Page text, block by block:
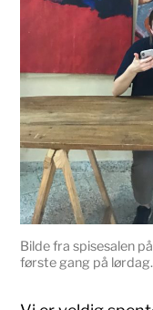
Bilde fra spisesalen
første gang på lørdag.